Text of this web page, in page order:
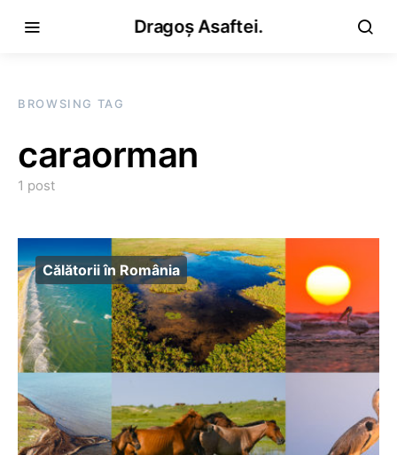
Dragoș Asaftei.
BROWSING TAG
caraorman
1 post
Călătorii în România